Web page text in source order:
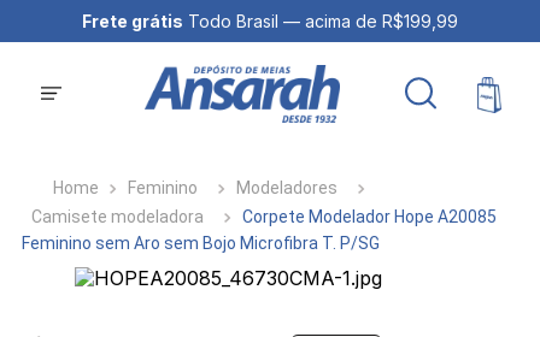
Frete grátis Todo Brasil — acima de R$199,99
Feminino
Modeladores
Camisete modeladora
Corpete Modelador Hope A20085
Feminino sem Aro sem Bojo Microfibra T. P/SG